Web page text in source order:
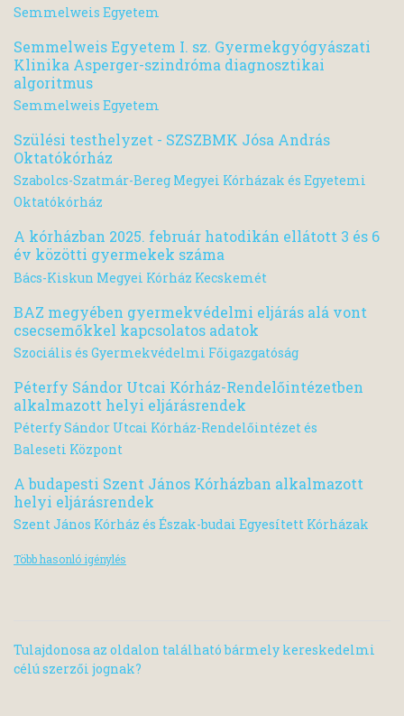
Semmelweis Egyetem
Semmelweis Egyetem I. sz. Gyermekgyógyászati
Klinika Asperger-szindróma diagnosztikai
algoritmus
Semmelweis Egyetem
Szülési testhelyzet - SZSZBMK Jósa András
Oktatókórház
Szabolcs-Szatmár-Bereg Megyei Kórházak és Egyetemi
Oktatókórház
A kórházban 2025. február hatodikán ellátott 3 és 6
év közötti gyermekek száma
Bács-Kiskun Megyei Kórház Kecskemét
BAZ megyében gyermekvédelmi eljárás alá vont
csecsemőkkel kapcsolatos adatok
Szociális és Gyermekvédelmi Főigazgatóság
Péterfy Sándor Utcai Kórház-Rendelőintézetben
alkalmazott helyi eljárásrendek
Péterfy Sándor Utcai Kórház-Rendelőintézet és
Baleseti Központ
A budapesti Szent János Kórházban alkalmazott
helyi eljárásrendek
Szent János Kórház és Észak-budai Egyesített Kórházak
Több hasonló igénylés
Tulajdonosa az oldalon található bármely kereskedelmi
célú szerzői jognak?